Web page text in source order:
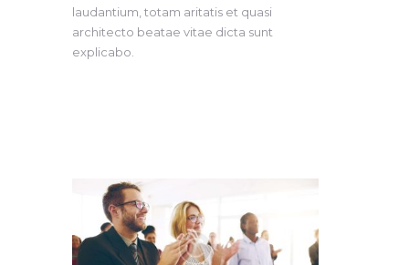
laudantium, totam aritatis et quasi
architecto beatae vitae dicta sunt
explicabo.